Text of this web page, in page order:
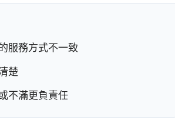
服務方式不一致
楚
不滿更負責任